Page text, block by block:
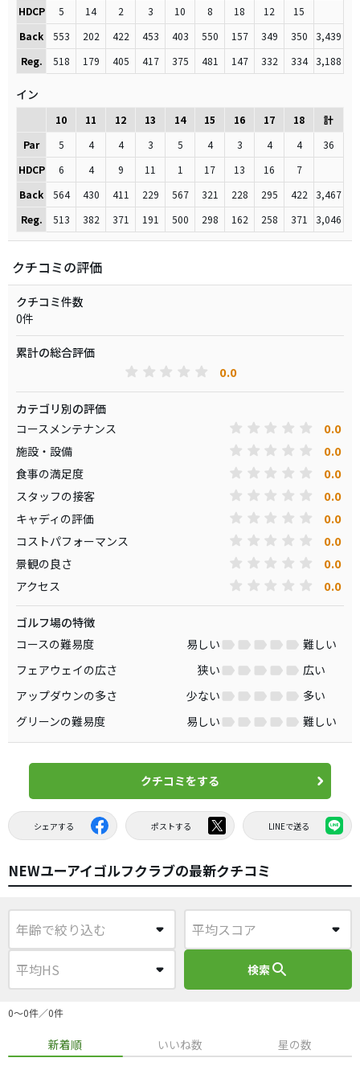
HDCP
5 14 2 3 10 8 18 12
15
Back
553 202 422 453 403 550 157 349 350
3,439
Reg.
518 179 405 417 375 481 147 332 334 3,188
イン
10 11 12 13 14 15 16 17 18
計
Par
5 4 4 3 5 4 3 4 4
36
HDCP
6 4 9 11 1 17 13 16
7
Back
564 430 411 229 567 321 228 295 422
3,467
Reg.
513 382 371 191 500 298 162 258 371 3,046
クチコミの評価
クチコミ件数
0件
累計の総合評価
0.0
カテゴリ別の評価
コースメンテナンス
0.0
施設・設備 0.0
食事の満足度 0.0
スタッフの接客 0.0
キャディの評価 0.0
コストパフォーマンス 0.0
景観の良さ 0.0
アクセス 0.0
ゴルフ場の特徴
コースの難易度
易しい
難しい
フェアウェイの広さ
狭い
広い
アップダウンの多さ
少ない
多い
グリーンの難易度
易しい 難しい
クチコミをする
シェアする ポストする LINEで送る
NEWユーアイゴルフクラブの最新クチコミ
検索search
0〜0件／0件
新着順 いいね数 星の数